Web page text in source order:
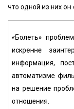
что одной из них он
«Болеть»
искренне
информация,
автоматизме
на решение
отношения.